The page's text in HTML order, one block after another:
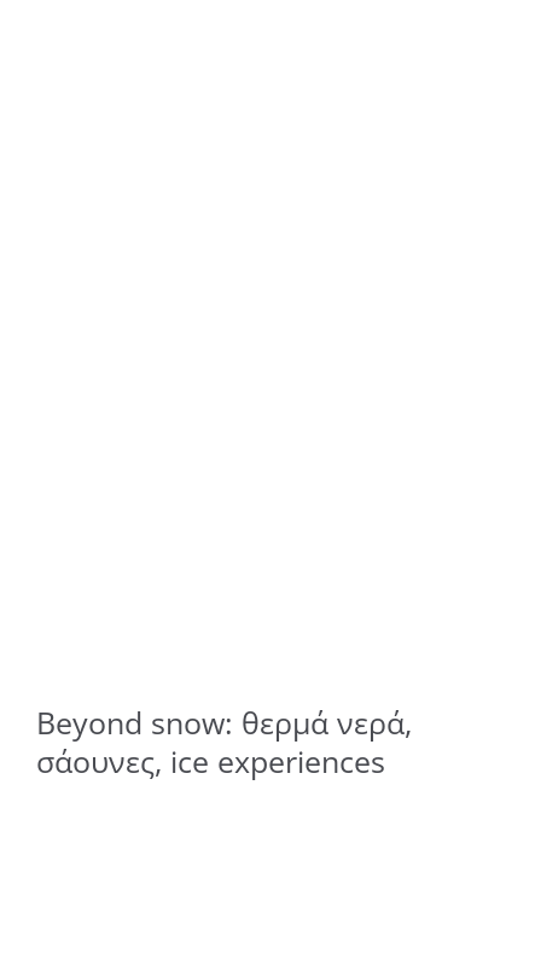
Beyond snow: θερμά νερά,
σάουνες, ice experiences